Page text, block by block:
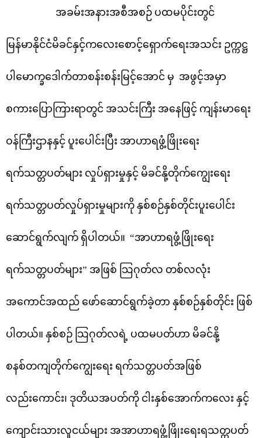
အခမ်းအနားအစီအစဉ် ပထမပိုင်းတွင်
မြန်မာနိုင်ငံမိခင်နှင့်ကလေးစောင့်ရှောက်ရေးအသင်း ဥက္ကဋ္ဌ
ပါမောက္ခဒေါက်တာစန်းစန်းမြင့်အောင် မှ အဖွင့်အမှာ
စကားပြောကြားရာတွင် အသင်းကြီး အနေဖြင့် ကျန်းမာရေး
ဝန်ကြီးဌာနနှင့် ပူးပေါင်းပြီး အာဟာရဖွံ့ဖြိုးရေး
ရက်သတ္တပတ်များ လှုပ်ရှားမှုနှင့် မိခင်နို့တိုက်ကျွေးရေး
ရက်သတ္တပတ်လှုပ်ရှားမှုများကို နှစ်စဉ်နှစ်တိုင်းပူးပေါင်း
ဆောင်ရွက်လျက် ရှိပါတယ်။ “အာဟာရဖွံ့ဖြိုးရေး
ရက်သတ္တပတ်များ” အဖြစ် သြဂုတ်လ တစ်လလုံး
အကောင်အထည် ဖော်ဆောင်ရွက်ခဲ့တာ နှစ်စဉ်နှစ်တိုင်း ဖြစ်
ပါတယ်။ နှစ်စဉ် သြဂုတ်လရဲ့ ပထမပတ်ဟာ မိခင်နို့
စနစ်တကျတိုက်ကျွေးရေး ရက်သတ္တပတ်အဖြစ်
လည်းကောင်း၊ ဒုတိယအပတ်ကို ငါးနှစ်အောက်ကလေး နှင့်
ကျောင်းသားလူငယ်များ အအာဟာရဖွံ့ဖြိုးရေးရသတ္တပတ်